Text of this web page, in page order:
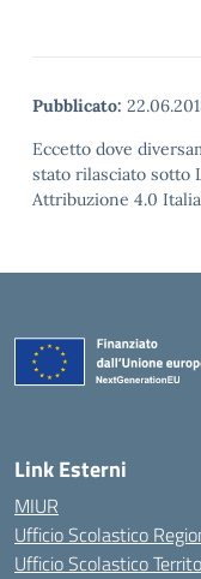
Pubblicato:
Eccetto dove
stato rilasciato sotto
Attribuzione 4.0
Link Esterni
MIUR
Ufficio Scolastico
Ufficio Scolastico